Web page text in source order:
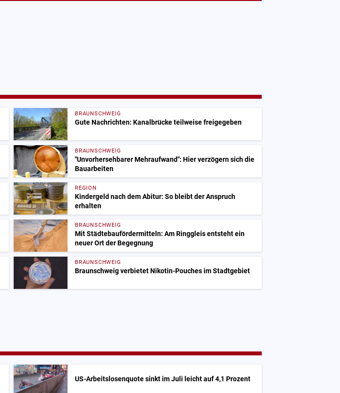
BRAUNSCHWEIG
Gute Nachrichten: Kanalbrücke teilweise freigegeben
BRAUNSCHWEIG
"Unvorhersehbarer Mehraufwand": Hier verzögern sich die
Bauarbeiten
REGION
Kindergeld nach dem Abitur: So bleibt der Anspruch
erhalten
BRAUNSCHWEIG
Mit Städtebaufördermitteln: Am Ringgleis entsteht ein
neuer Ort der Begegnung
BRAUNSCHWEIG
Braunschweig verbietet Nikotin-Pouches im Stadtgebiet
US-Arbeitslosenquote sinkt im Juli leicht auf 4,1 Prozent